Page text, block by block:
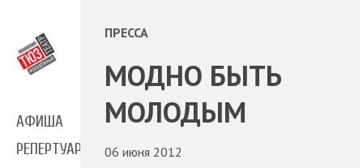
АФИША
РЕПЕРТУАР
ПРЕССА
МОДНО БЫТЬ
МОЛОДЫМ
06 июня 2012